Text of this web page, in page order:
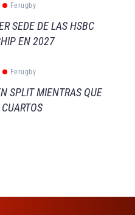
Ferugby
SEDE DE LAS HSBC
EN 2027
Ferugby
SPLIT MIENTRAS QUE